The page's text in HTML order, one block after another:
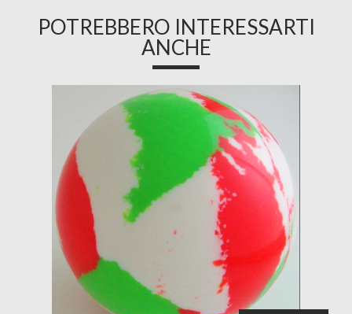
POTREBBERO INTERESSARTI
ANCHE